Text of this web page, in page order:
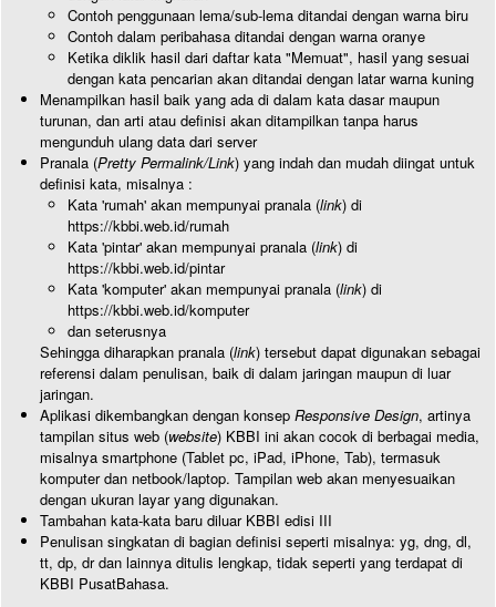
Contoh penggunaan lema/sub-lema ditandai dengan warna biru
Contoh dalam peribahasa ditandai dengan warna oranye
Ketika diklik hasil dari daftar kata "Memuat", hasil yang sesuai
dengan kata pencarian akan ditandai dengan latar warna kuning
Menampilkan hasil baik yang ada di dalam kata dasar maupun
turunan, dan arti atau definisi akan ditampilkan tanpa harus
mengunduh ulang data dari server
Pranala (Pretty Permalink/Link) yang indah dan mudah diingat untuk
definisi kata, misalnya :
Kata 'rumah' akan mempunyai pranala (link) di
https://kbbi.web.id/rumah
Kata 'pintar' akan mempunyai pranala (link) di
https://kbbi.web.id/pintar
Kata 'komputer' akan mempunyai pranala (link) di
https://kbbi.web.id/komputer
dan seterusnya
Sehingga diharapkan pranala (link) tersebut dapat digunakan sebagai
referensi dalam penulisan, baik di dalam jaringan maupun di luar
jaringan.
Aplikasi dikembangkan dengan konsep Responsive Design, artinya
tampilan situs web (website) KBBI ini akan cocok di berbagai media,
misalnya smartphone (Tablet pc, iPad, iPhone, Tab), termasuk
komputer dan netbook/laptop. Tampilan web akan menyesuaikan
dengan ukuran layar yang digunakan.
Tambahan kata-kata baru diluar KBBI edisi III
Penulisan singkatan di bagian definisi seperti misalnya: yg, dng, dl,
tt, dp, dr dan lainnya ditulis lengkap, tidak seperti yang terdapat di
KBBI PusatBahasa.